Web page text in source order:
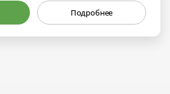
Подробнее